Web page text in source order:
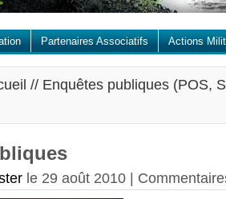
Partenaires Associatifs Actions
// Enquêtes publiques (POS,
le 29 août 2010 |